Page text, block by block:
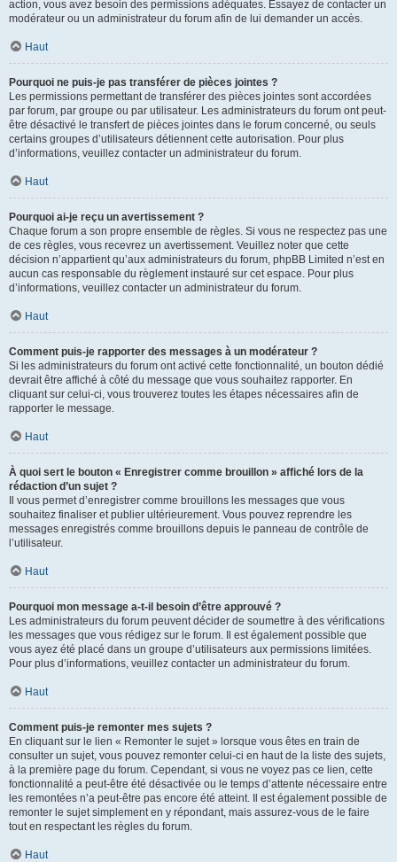
action, vous avez besoin des permissions adéquates. Essayez de contacter un
modérateur ou un administrateur du forum afin de lui demander un accès.
Haut
Pourquoi ne puis-je pas transférer de pièces jointes ?
Les permissions permettant de transférer des pièces jointes sont accordées
par forum, par groupe ou par utilisateur. Les administrateurs du forum ont peut-
être désactivé le transfert de pièces jointes dans le forum concerné, ou seuls
certains groupes d’utilisateurs détiennent cette autorisation. Pour plus
d’informations, veuillez contacter un administrateur du forum.
Haut
Pourquoi ai-je reçu un avertissement ?
Chaque forum a son propre ensemble de règles. Si vous ne respectez pas une
de ces règles, vous recevrez un avertissement. Veuillez noter que cette
décision n’appartient qu’aux administrateurs du forum, phpBB Limited n’est en
aucun cas responsable du règlement instauré sur cet espace. Pour plus
d’informations, veuillez contacter un administrateur du forum.
Haut
Comment puis-je rapporter des messages à un modérateur ?
Si les administrateurs du forum ont activé cette fonctionnalité, un bouton dédié
devrait être affiché à côté du message que vous souhaitez rapporter. En
cliquant sur celui-ci, vous trouverez toutes les étapes nécessaires afin de
rapporter le message.
Haut
À quoi sert le bouton « Enregistrer comme brouillon » affiché lors de la
rédaction d’un sujet ?
Il vous permet d’enregistrer comme brouillons les messages que vous
souhaitez finaliser et publier ultérieurement. Vous pouvez reprendre les
messages enregistrés comme brouillons depuis le panneau de contrôle de
l’utilisateur.
Haut
Pourquoi mon message a-t-il besoin d’être approuvé ?
Les administrateurs du forum peuvent décider de soumettre à des vérifications
les messages que vous rédigez sur le forum. Il est également possible que
vous ayez été placé dans un groupe d’utilisateurs aux permissions limitées.
Pour plus d’informations, veuillez contacter un administrateur du forum.
Haut
Comment puis-je remonter mes sujets ?
En cliquant sur le lien « Remonter le sujet » lorsque vous êtes en train de
consulter un sujet, vous pouvez remonter celui-ci en haut de la liste des sujets,
à la première page du forum. Cependant, si vous ne voyez pas ce lien, cette
fonctionnalité a peut-être été désactivée ou le temps d’attente nécessaire entre
les remontées n’a peut-être pas encore été atteint. Il est également possible de
remonter le sujet simplement en y répondant, mais assurez-vous de le faire
tout en respectant les règles du forum.
Haut